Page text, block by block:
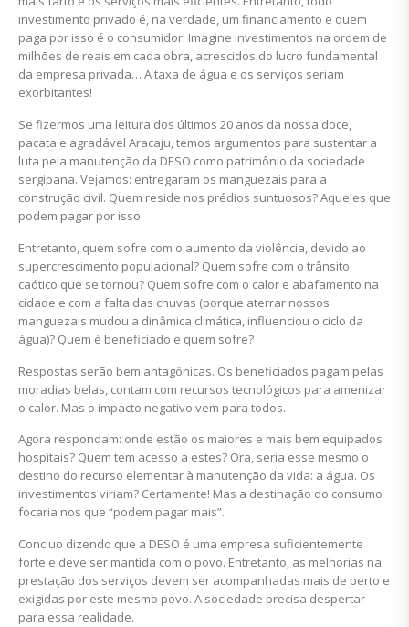
investimento privado é, na verdade, um financiamento e quem
paga por isso é o consumidor. Imagine investimentos na ordem de
milhões de reais em cada obra, acrescidos do lucro fundamental
da empresa privada… A taxa de água e os serviços seriam
exorbitantes!
Se fizermos uma leitura dos últimos 20 anos da nossa doce,
pacata e agradável Aracaju, temos argumentos para sustentar a
luta pela manutenção da DESO como patrimônio da sociedade
sergipana. Vejamos: entregaram os manguezais para a
construção civil. Quem reside nos prédios suntuosos? Aqueles que
podem pagar por isso.
Entretanto, quem sofre com o aumento da violência, devido ao
supercrescimento populacional? Quem sofre com o trânsito
caótico que se tornou? Quem sofre com o calor e abafamento na
cidade e com a falta das chuvas (porque aterrar nossos
manguezais mudou a dinâmica climática, influenciou o ciclo da
água)? Quem é beneficiado e quem sofre?
Respostas serão bem antagônicas. Os beneficiados pagam pelas
moradias belas, contam com recursos tecnológicos para amenizar
o calor. Mas o impacto negativo vem para todos.
Agora respondam: onde estão os maiores e mais bem equipados
hospitais? Quem tem acesso a estes? Ora, seria esse mesmo o
destino do recurso elementar à manutenção da vida: a água. Os
investimentos viriam? Certamente! Mas a destinação do consumo
focaria nos que “podem pagar mais”.
Concluo dizendo que a DESO é uma empresa suficientemente
forte e deve ser mantida com o povo. Entretanto, as melhorias na
prestação dos serviços devem ser acompanhadas mais de perto e
exigidas por este mesmo povo. A sociedade precisa despertar
para essa realidade.